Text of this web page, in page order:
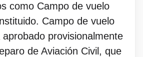
como Campo de vuelo
Campo de vuelo
provisionalmente
de Aviación Civil, que